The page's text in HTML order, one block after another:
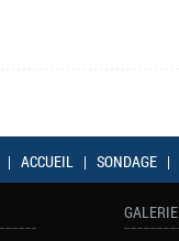
| ACCUEIL | SONDAGE |
GALERIE